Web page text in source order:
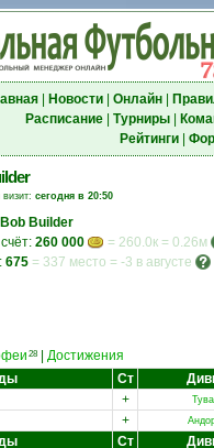
| Новости| Онлайн|
Расписание| Турниры|
Рейтинги|
сегодня в 20:50
Bob Builder
260 000
= 260.0к = 0.26м
675 = 337 место = -3 в августе
28
Достижения
Ст
+
+
Ст